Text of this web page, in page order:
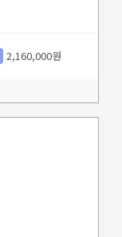
2,160,000원